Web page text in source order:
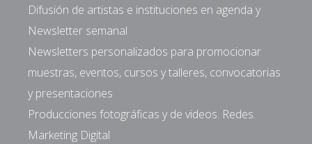
Difusión de artistas e instituciones en agenda y
Newsletter semanal
Newsletters personalizados para promocionar
muestras, eventos, cursos y talleres, convocatorias
y presentaciones
Producciones fotográficas y de videos. Redes.
Marketing Digital